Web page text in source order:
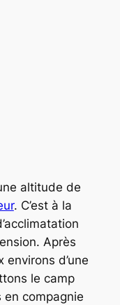
altitude de
. C’est à la
Après
environs d’une
le camp
compagnie